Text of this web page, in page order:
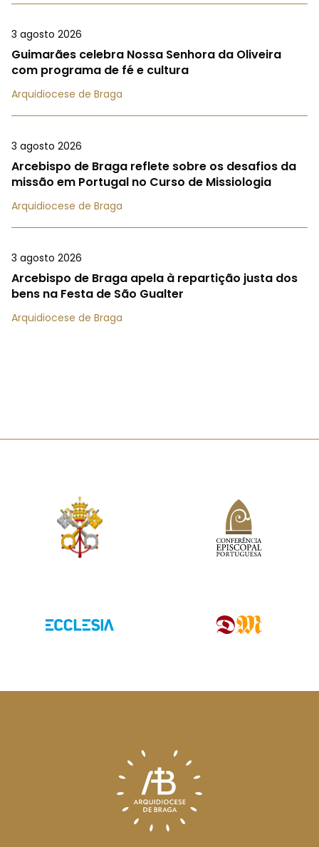
3 agosto 2026
Guimarães celebra Nossa Senhora da Oliveira
com programa de fé e cultura
Arquidiocese de Braga
3 agosto 2026
Arcebispo de Braga reflete sobre os desafios da
missão em Portugal no Curso de Missiologia
Arquidiocese de Braga
3 agosto 2026
Arcebispo de Braga apela à repartição justa dos
bens na Festa de São Gualter
Arquidiocese de Braga